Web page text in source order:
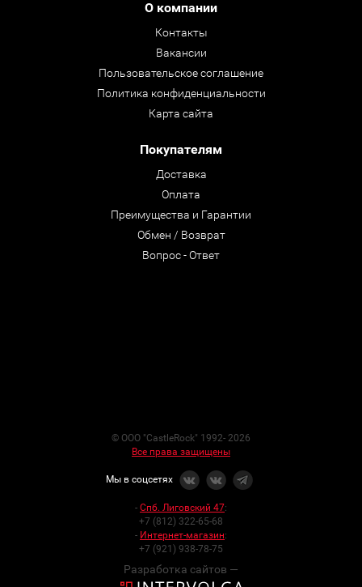
О компании
Контакты
Вакансии
Пользовательское соглашение
Политика конфиденциальности
Карта сайта
Покупателям
Доставка
Оплата
Преимущества и Гарантии
Обмен / Возврат
Вопрос - Ответ
© ООО "CastleRock" 1992- 2026
Все права защищены
Мы в соцсетях
- Спб. Лиговский 47:
+7 (812) 322-65-68
- Интернет-магазин:
+7 (921) 938-78-75
Разработка сайтов —